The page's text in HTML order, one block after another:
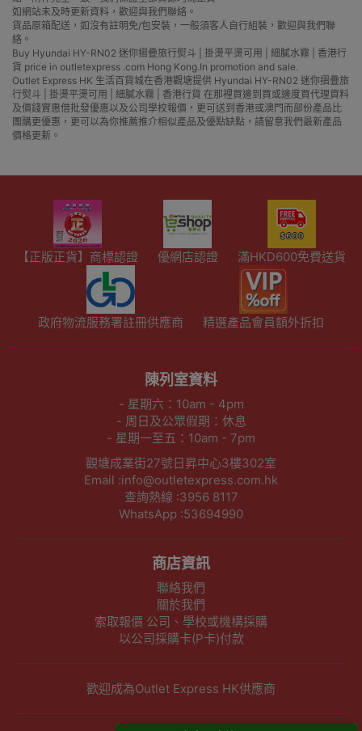
如網站未及時更新資料，歡迎與我們聯絡。
貨品原箱配送，如沒有註明免/包安裝，一般須客人自行組裝，歡迎與我們聯
絡。
Buy Hyundai HY-RN02 迷你摺疊旅行熨斗 | 掛燙平燙可用 | 細膩水霧 | 香港行
貨 price in outletexpress .com Hong Kong.In promotion and sale.
Outlet Express HK 生活百貨城在香港觀塘提供 Hyundai HY-RN02 迷你摺疊旅
行熨斗 | 掛燙平燙可用 | 細膩水霧 | 香港行貨 在那裡買邊到買或邊度買代理資料
及價錢實惠借批發優惠以及公司學校報價，更可送到香港或澳門而部份產品比
團購更優惠，更可以為你推薦推介相似產品及優點缺點，請留意我們最新產品
價格更新。
【正版正貨】商標認證 優網店認證 滿HKD600免費送貨
政府物流服務署註冊供應商 精選產品會員額外折扣
陳列室資料
- 星期六：10am - 4pm
- 周日及公眾假期：休息
- 星期一至五：10am - 7pm
觀塘成業街27號日昇中心3樓302室
Email :info@outletexpress.com.hk
查詢熱線 :3956 8117
WhatsApp :53694990
商店資訊
聯絡我們
關於我們
索取報價 公司、學校或機構採購
以公司採購卡(P卡)付款
歡迎成為Outlet Express HK供應商